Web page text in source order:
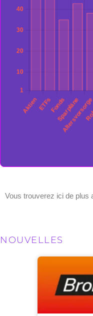
Vous trouverez ici de plus
NOUVELLES